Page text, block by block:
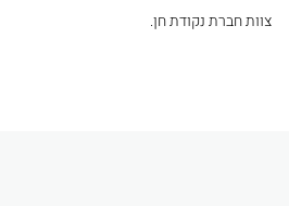
צוות חברת נקודת חן.